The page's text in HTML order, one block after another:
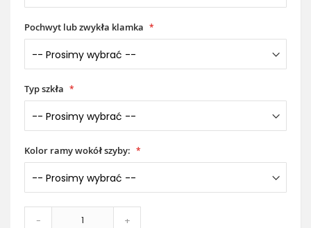
Pochwyt lub zwykła klamka
Typ szkła
Kolor ramy wokół szyby:
- +